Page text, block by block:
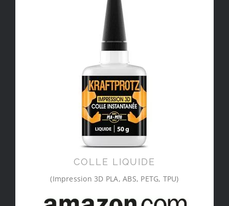
COLLE LIQUIDE
(Impression 3D PLA, ABS, PETG, TPU)